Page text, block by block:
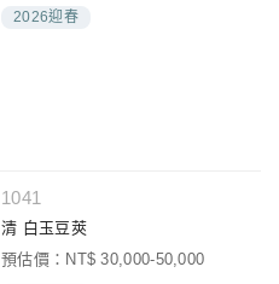
2026迎春
1041
清 白玉豆莢
預估價：NT$ 30,000-50,000